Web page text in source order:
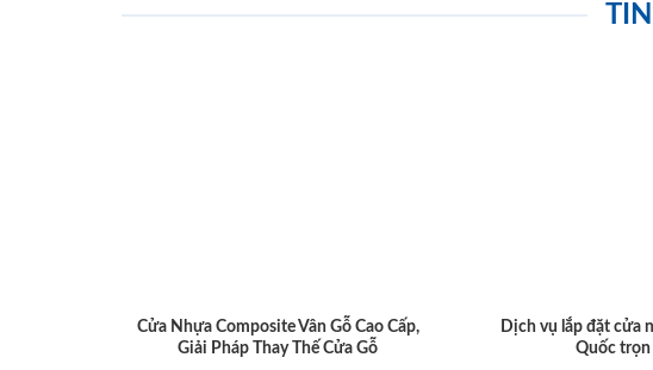
Cửa Nhựa Composite Vân Gỗ Cao Cấp,
Giải Pháp Thay Thế Cửa Gỗ
Dịch vụ lắp đặt cửa
Quốc trọn